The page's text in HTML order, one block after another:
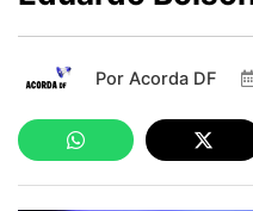
Por Acorda DF